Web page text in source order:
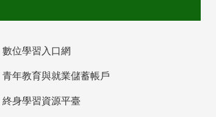
數位學習入口網
青年教育與就業儲蓄帳戶
終身學習資源平臺